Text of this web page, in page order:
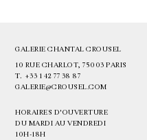
GALERIE CHANTAL CROUSEL
10 RUE CHARLOT, 75003 PARIS
T. +33 1 42 77 38 87
GALERIE@CROUSEL.COM
HORAIRES D'OUVERTURE
DU MARDI AU VENDREDI
10H-18H